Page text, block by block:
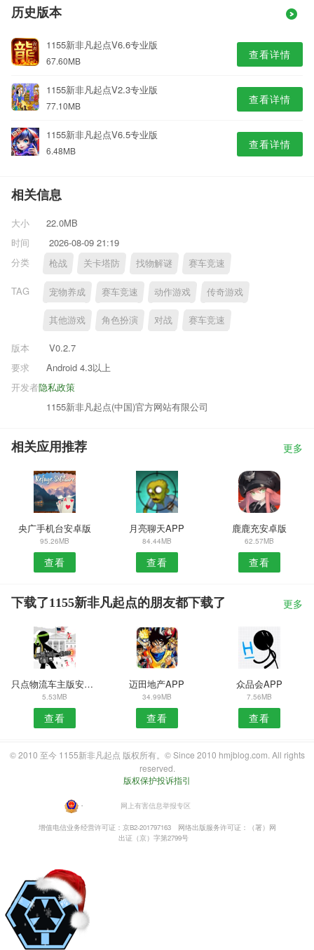
历史版本
1155新非凡起点V6.6专业版
67.60MB 查看详情
1155新非凡起点V2.3专业版
77.10MB 查看详情
1155新非凡起点V6.5专业版
6.48MB 查看详情
相关信息
大小
22.0MB
时间
2026-08-09 21:19
分类
枪战 关卡塔防 找物解谜 赛车竞速
TAG 宠物养成 赛车竞速 动作游戏 传奇游戏
其他游戏 角色扮演 对战 赛车竞速
版本
V0.2.7
要求
Android 4.3以上
隐私政策
开发者
1155新非凡起点(中国)官方网站有限公司
相关应用推荐 更多
央广手机台安卓版
95.26MB
查看
月亮聊天APP
84.44MB
查看
鹿鹿充安卓版
62.57MB
查看
下载了1155新非凡起点的朋友都下载了 更多
只点物流车主版安卓版
5.53MB
查看
迈田地产APP
34.99MB
查看
众品会APP
7.56MB
查看
© 2010 至今 1155新非凡起点 版权所有。© Since 2010 hmjblog.com. All rights
reserved.
版权保护投诉指引
・ 网上有害信息举报专区
增值电信业务经营许可证：京B2-201797163
网络出版服务许可证：（署）网
出证（京）字第2799号